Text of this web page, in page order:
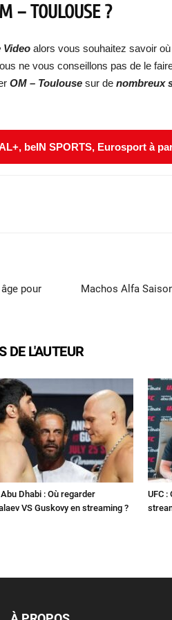
– TOULOUSE ?
Video alors vous souhaitez savoir
ne vous conseillons pas de le
OM – Toulouse sur de nombreux
beIN SPORTS, Eurosport à
pour
Machos Alfa
DE L'AUTEUR
Abu Dhabi : Où regarder
VS Guskovy en streaming ?
UFC :